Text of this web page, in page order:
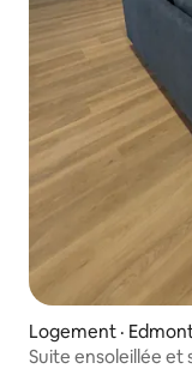
Logement ·
Suite ensoleillée et